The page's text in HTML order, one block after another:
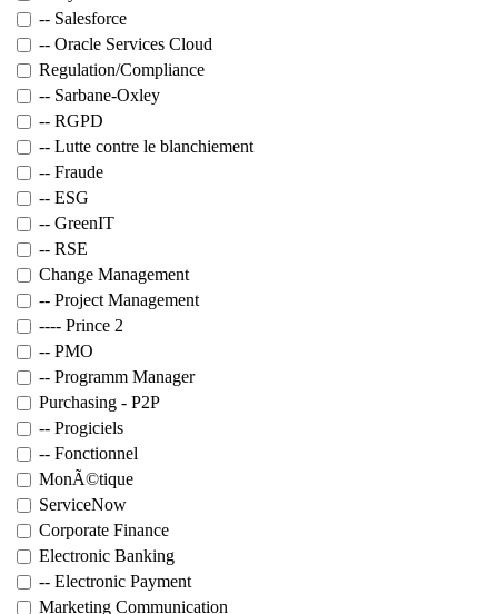
-- Salesforce
-- Oracle Services Cloud
Regulation/Compliance
-- Sarbane-Oxley
-- RGPD
-- Lutte contre le blanchiement
-- Fraude
-- ESG
-- GreenIT
-- RSE
Change Management
-- Project Management
---- Prince 2
-- PMO
-- Programm Manager
Purchasing - P2P
-- Progiciels
-- Fonctionnel
MonÃ©tique
ServiceNow
Corporate Finance
Electronic Banking
-- Electronic Payment
Marketing Communication